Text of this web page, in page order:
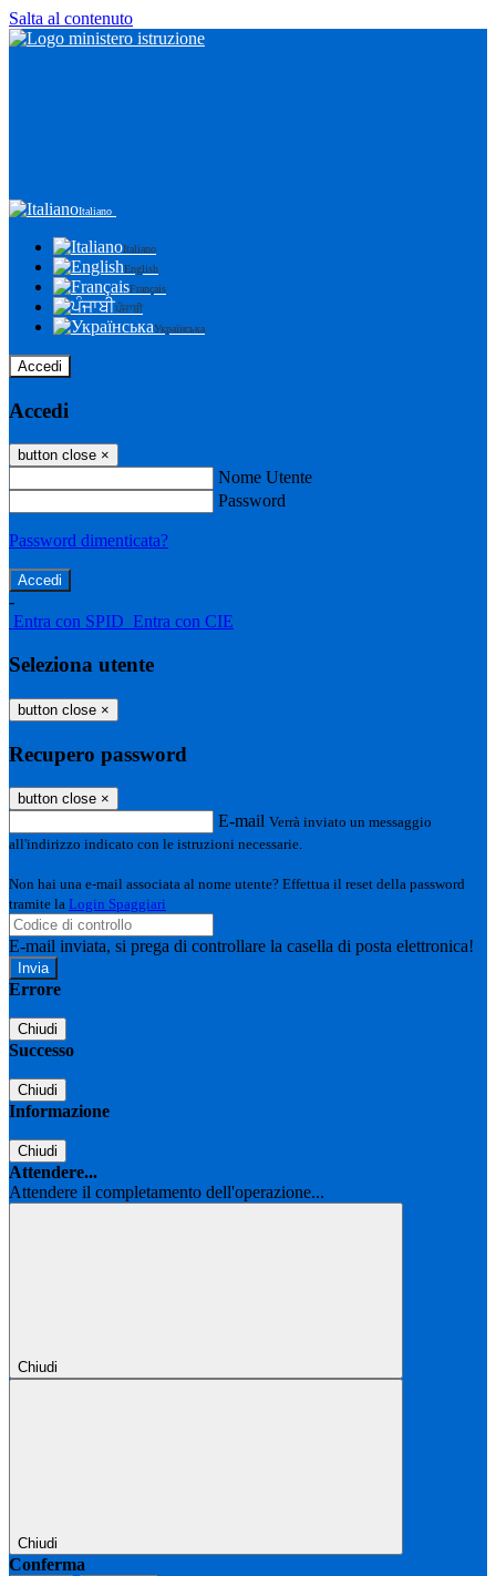
Salta al contenuto
Italiano
Italiano
English
Français
ਪੰਜਾਬੀ
Українська
Accedi
Accedi
button close ×
Nome Utente
Password
Password dimenticata?
-
Entra con SPID Entra con CIE
Seleziona utente
button close ×
Recupero password
button close ×
E-mail Verrà inviato un messaggio
all'indirizzo indicato con le istruzioni necessarie.
Non hai una e-mail associata al nome utente? Effettua il reset della password
tramite la Login Spaggiari
E-mail inviata, si prega di controllare la casella di posta elettronica!
Errore
Chiudi
Successo
Chiudi
Informazione
Chiudi
Attendere...
Attendere il completamento dell'operazione...
Chiudi
Chiudi
Conferma